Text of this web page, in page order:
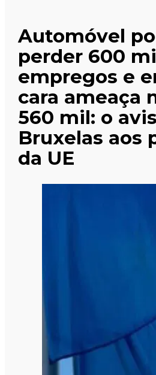
Automóvel
perder 600
empregos e
cara ameaça
560 mil: o
Bruxelas aos
da UE